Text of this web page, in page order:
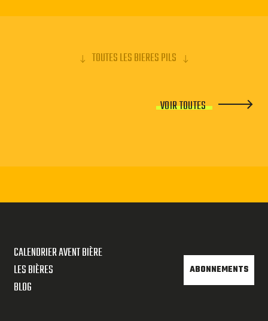
TOUTES LES BIERES PILS
VOIR TOUTES
CALENDRIER AVENT BIÈRE
LES BIÈRES
BLOG
ABONNEMENTS